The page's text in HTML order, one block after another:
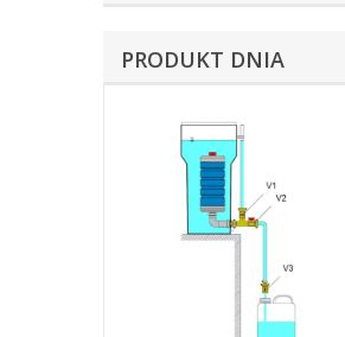
PRODUKT DNIA